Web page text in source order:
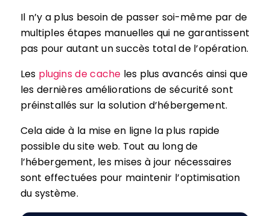
Il n’y a plus besoin de passer soi-même par de
multiples étapes manuelles qui ne garantissent
pas pour autant un succès total de l’opération.
Les plugins de cache les plus avancés ainsi que
les dernières améliorations de sécurité sont
préinstallés sur la solution d’hébergement.
Cela aide à la mise en ligne la plus rapide
possible du site web. Tout au long de
l’hébergement, les mises à jour nécessaires
sont effectuées pour maintenir l’optimisation
du système.